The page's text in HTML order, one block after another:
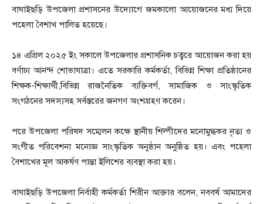
বাঘাইছড়ি উপজেলা প্রশাসনের উদ্যোগে জমকালো আয়োজনের মধ্য দিয়ে
পহেলা বৈশাখ পালিত হয়েছে।
১৪ এপ্রিল ২০২৫ ইং সকালে উপজেলার প্রশাসনিক চত্বরে আয়োজন করা হয়
বর্ণাঢ্য আনন্দ শোভাযাত্রা। এতে সরকারি কর্মকর্তা, বিভিন্ন শিক্ষা প্রতিষ্ঠানের
শিক্ষক-শিক্ষার্থী,বিভিন্ন রাজনৈতিক ব্যক্তিবর্গ, সামাজিক ও সাংস্কৃতিক
সংগঠনের সদস্যসহ সর্বস্তরের জনগণ অংশগ্রহণ করেন।
পরে উপজেলা পরিষদ সম্মেলন কক্ষে স্থানীয় শিল্পীদের মনোমুগ্ধকর নৃত্য ও
সংগীত পরিবেশনা মনোজ্ঞ সাংস্কৃতিক অনুষ্ঠান অনুষ্ঠিত হয়। এবং পহেলা
বৈশাখের মূল আকর্ষণ পান্তা ইলিশের ব্যবস্থা করা হয়।
বাঘাইছড়ি উপজেলা নির্বাহী কর্মকর্তা শিরীন আক্তার বলেন, নববর্ষ আমাদের